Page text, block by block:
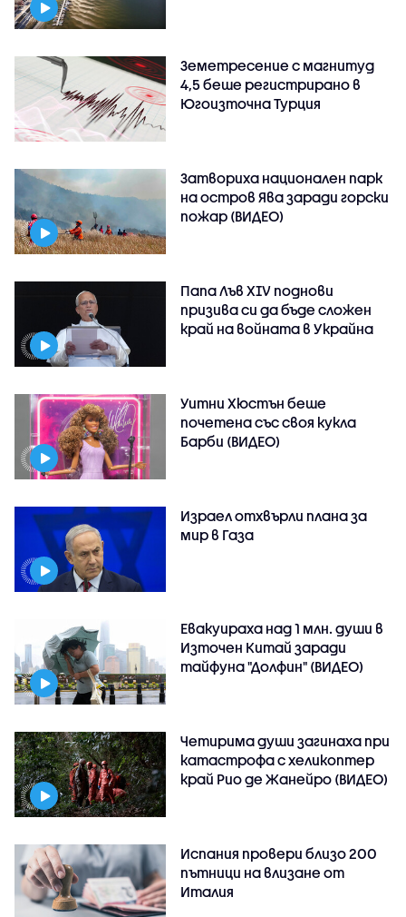
Земетресение с магнитуд
4,5 беше регистрирано в
Югоизточна Турция
Затвориха национален парк
на остров Ява заради горски
пожар (ВИДЕО)
Папа Лъв XIV поднови
призива си да бъде сложен
край на войната в Украйна
Уитни Хюстън беше
почетена със своя кукла
Барби (ВИДЕО)
Израел отхвърли плана за
мир в Газа
Евакуираха над 1 млн. души в
Източен Китай заради
тайфуна "Долфин" (ВИДЕО)
Четирима души загинаха при
катастрофа с хеликоптер
край Рио де Жанейро (ВИДЕО)
Испания провери близо 200
пътници на влизане от
Италия